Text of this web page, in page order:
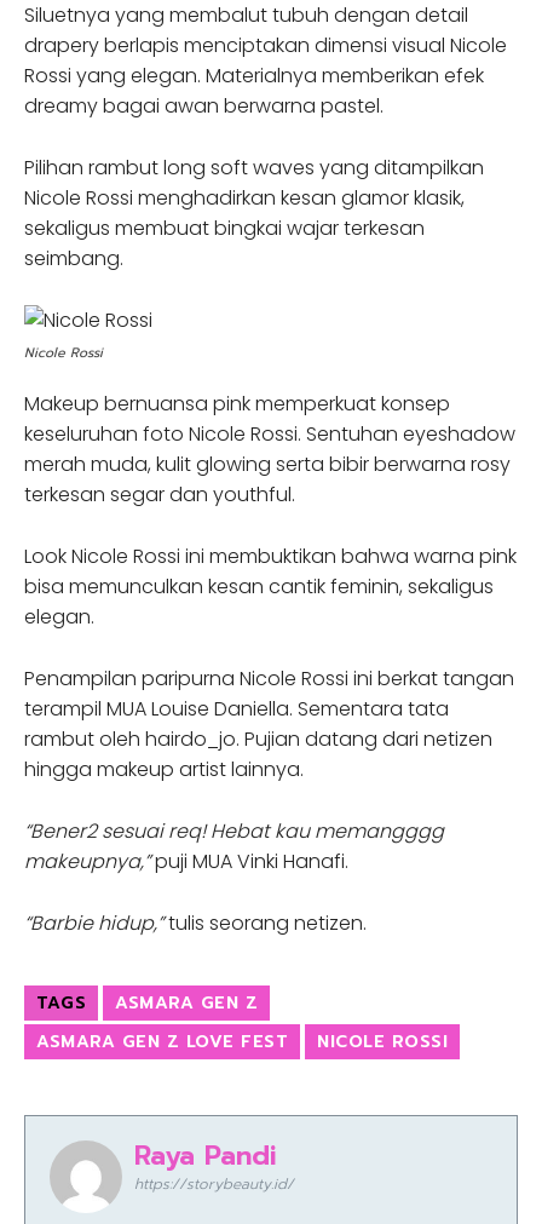
Siluetnya yang membalut tubuh dengan detail
drapery berlapis menciptakan dimensi visual Nicole
Rossi yang elegan. Materialnya memberikan efek
dreamy bagai awan berwarna pastel.
Pilihan rambut long soft waves yang ditampilkan
Nicole Rossi menghadirkan kesan glamor klasik,
sekaligus membuat bingkai wajar terkesan
seimbang.
Nicole Rossi
Makeup bernuansa pink memperkuat konsep
keseluruhan foto Nicole Rossi. Sentuhan eyeshadow
merah muda, kulit glowing serta bibir berwarna rosy
terkesan segar dan youthful.
Look Nicole Rossi ini membuktikan bahwa warna pink
bisa memunculkan kesan cantik feminin, sekaligus
elegan.
Penampilan paripurna Nicole Rossi ini berkat tangan
terampil MUA Louise Daniella. Sementara tata
rambut oleh hairdo_jo. Pujian datang dari netizen
hingga makeup artist lainnya.
“Bener2 sesuai req! Hebat kau memangggg
makeupnya,”puji MUA Vinki Hanafi.
“Barbie hidup,”tulis seorang netizen.
TAGS
ASMARA GEN Z
ASMARA GEN Z LOVE FEST
NICOLE ROSSI
Raya Pandi
https://storybeauty.id/